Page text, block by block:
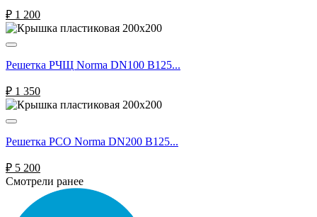
₽ 1 200
Решетка РЧЩ Norma DN100 В125...
₽ 1 350
Решетка РСО Norma DN200 B125...
₽ 5 200
Смотрели ранее